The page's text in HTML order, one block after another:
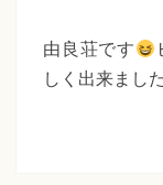
由良荘です
しく出来ました